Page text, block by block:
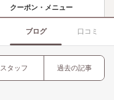
クーポン・メニュー
ブログ 口コミ
スタッフ 過去の記事